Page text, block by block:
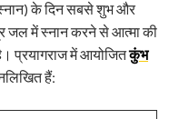
स्नान) के दिन सबसे शुभ और
जल में स्नान करने से आत्मा की
है। प्रयागराज में आयोजितकुंभ
हैं: